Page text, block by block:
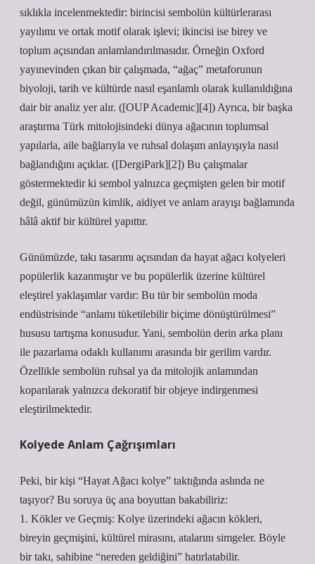
sıklıkla incelenmektedir: birincisi sembolün kültürlerarası
yayılımı ve ortak motif olarak işlevi; ikincisi ise birey ve
toplum açısından anlamlandırılmasıdır. Örneğin Oxf­ord
yayınevinden çıkan bir çalışmada, “ağaç” metaforunun
biyoloji, tarih ve kültürde nasıl eşanlamlı olarak kullanıldığına
dair bir analiz yer alır. ([OUP Academic][4]) Ayrıca, bir başka
araştırma Türk mitolojisindeki dünya ağacının toplumsal
yapılarla, aile bağlarıyla ve ruhsal dolaşım anlayışıyla nasıl
bağlandığını açıklar. ([DergiPark][2]) Bu çalışmalar
göstermektedir ki sembol yalnızca geçmişten gelen bir motif
değil, günümüzün kimlik, aidiyet ve anlam arayışı bağlamında
hâlâ aktif bir kültürel yapıttır.
Günümüzde, takı tasarımı açısından da hayat ağacı kolyeleri
popülerlik kazanmıştır ve bu popülerlik üzerine kültürel
eleştirel yaklaşımlar vardır: Bu tür bir sembolün moda
endüstrisinde “anlamı tüketilebilir biçime dönüştürülmesi”
hususu tartışma konusudur. Yani, sembolün derin arka planı
ile pazarlama odaklı kullanımı arasında bir gerilim vardır.
Özellikle sembolün ruhsal ya da mitolojik anlamından
koparılarak yalnızca dekoratif bir objeye indirgenmesi
eleştirilmektedir.
Kolyede Anlam Çağrışımları
Peki, bir kişi “Hayat Ağacı kolye” taktığında aslında ne
taşıyor? Bu soruya üç ana boyuttan bakabiliriz:
1. Kökler ve Geçmiş: Kolye üzerindeki ağacın kökleri,
bireyin geçmişini, kültürel mirasını, atalarını simgeler. Böyle
bir takı, sahibine “nereden geldiğini” hatırlatabilir.